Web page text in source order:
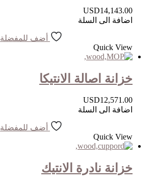
USD14,143.00
اضافة الى السلة
أضف للمفضلة
Quick View
خزانة اصالة الانتيكا
USD12,571.00
اضافة الى السلة
أضف للمفضلة
Quick View
خزانة نادرة الانتيك